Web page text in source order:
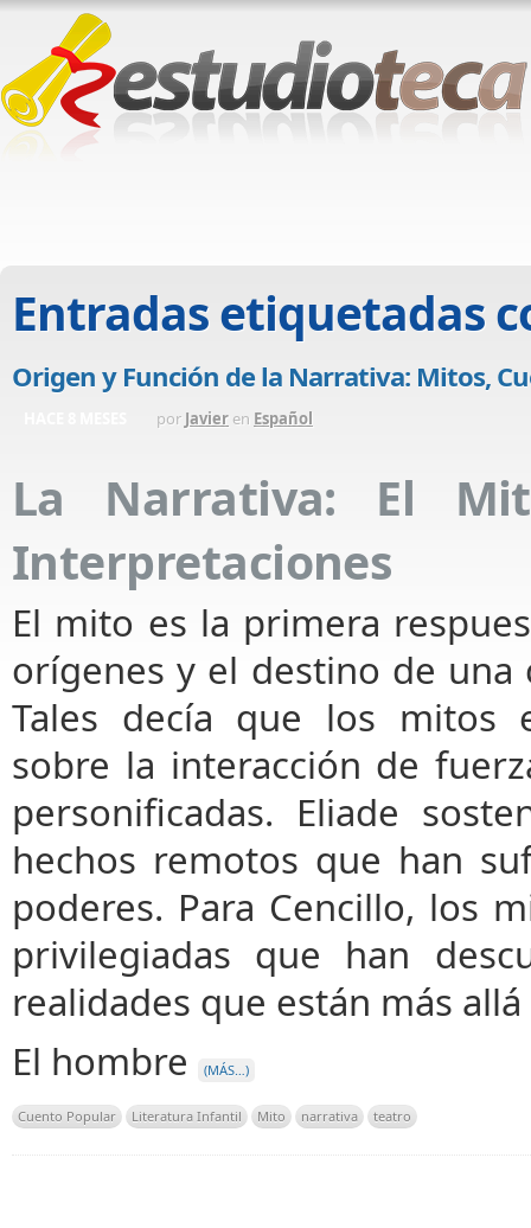
Entradas etiquetadas
Origen y Función de la Narrativa: Mitos,
por Javier en Español
La Narrativa: El
Interpretaciones
El mito es la primera
orígenes y el destino de una
Tales decía que los mitos
sobre la interacción de
personificadas. Eliade
hechos remotos que han
poderes. Para Cencillo, los
privilegiadas que han
realidades que están más
El hombre
(MÁS…)
Cuento Popular Literatura Infantil Mito narrativa teatro